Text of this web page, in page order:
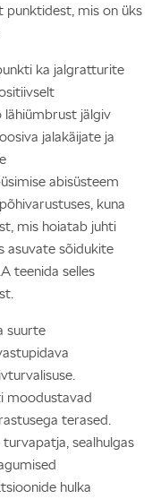
mis on üks
ka jalgratturite
lähiümbrust jälgiv
jalakäijate ja
abisüsteem
kuna
mis hoiatab juhti
asuvate sõidukite
teenida selles
suurte
moodustavad
terased.
sealhulgas
hulka